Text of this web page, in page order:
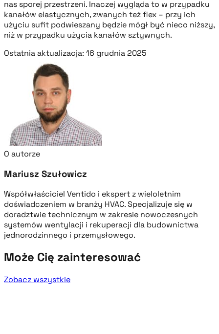
nas sporej przestrzeni. Inaczej wygląda to w przypadku
kanałów elastycznych, zwanych też flex – przy ich
użyciu sufit podwieszany będzie mógł być nieco niższy,
niż w przypadku użycia kanałów sztywnych.
Ostatnia aktualizacja: 16 grudnia 2025
O autorze
Mariusz Szułowicz
Współwłaściciel Ventido i ekspert z wieloletnim
doświadczeniem w branży HVAC. Specjalizuje się w
doradztwie technicznym w zakresie nowoczesnych
systemów wentylacji i rekuperacji dla budownictwa
jednorodzinnego i przemysłowego.
Może Cię zainteresować
Zobacz wszystkie